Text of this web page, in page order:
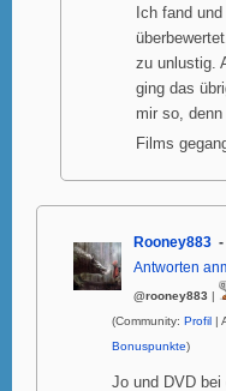
Ich fand
zu unlustig.
ging das
mir so,
Films
Rooney883
Antworten
@rooney883 |
(Community: Profil |
Bonuspunkte)
Jo und DVD